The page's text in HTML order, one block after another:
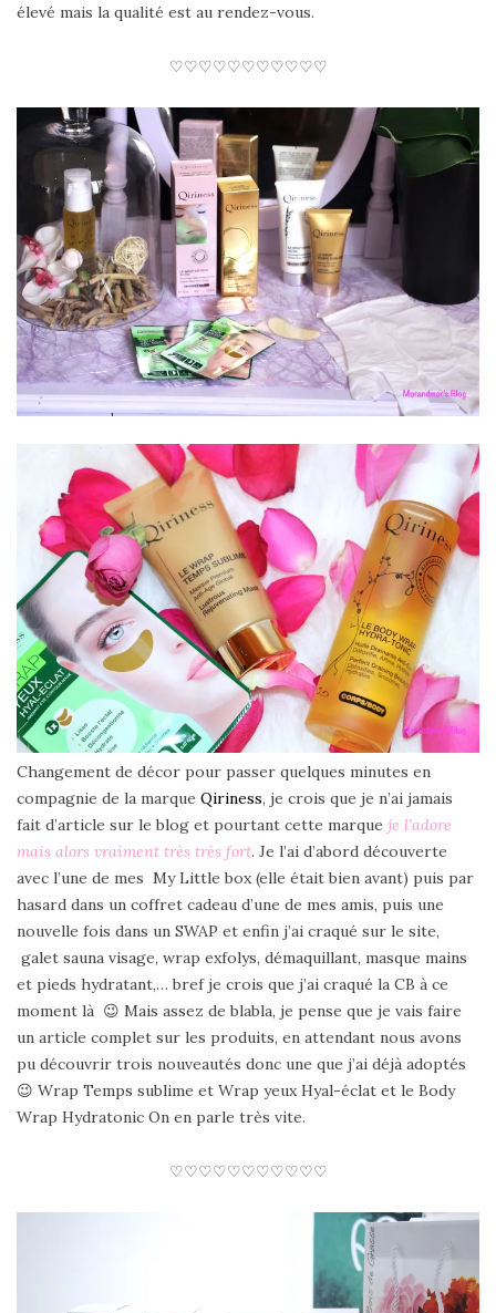
élevé mais la qualité est au rendez-vous.
♡♡♡♡♡♡♡♡♡♡♡
Changement de décor pour passer quelques minutes en
compagnie de la marque Qiriness, je crois que je n’ai jamais
fait d’article sur le blog et pourtant cette marque je l’adore
mais alors vraiment très très fort. Je l’ai d’abord découverte
avec l’une de mes My Little box (elle était bien avant) puis par
hasard dans un coffret cadeau d’une de mes amis, puis une
nouvelle fois dans un SWAP et enfin j’ai craqué sur le site,
galet sauna visage, wrap exfolys, démaquillant, masque mains
et pieds hydratant,… bref je crois que j’ai craqué la CB à ce
moment là 😉 Mais assez de blabla, je pense que je vais faire
un article complet sur les produits, en attendant nous avons
pu découvrir trois nouveautés donc une que j’ai déjà adoptés
😉 Wrap Temps sublime et Wrap yeux Hyal-éclat et le Body
Wrap Hydratonic On en parle très vite.
♡♡♡♡♡♡♡♡♡♡♡